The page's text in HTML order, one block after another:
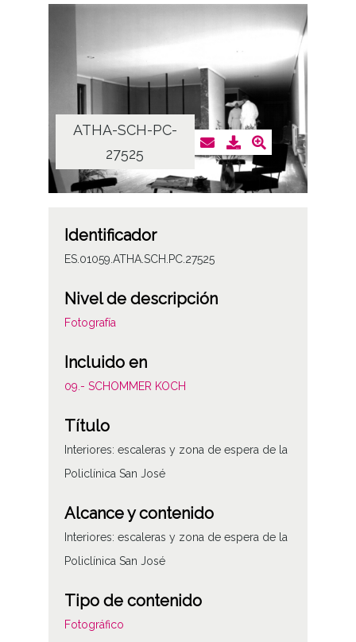
ATHA-SCH-PC-
27525
Identificador
ES.01059.ATHA.SCH.PC.27525
Nivel de descripción
Fotografía
Incluido en
09.- SCHOMMER KOCH
Título
Interiores: escaleras y zona de espera de la
Policlínica San José
Alcance y contenido
Interiores: escaleras y zona de espera de la
Policlínica San José
Tipo de contenido
Fotográfico